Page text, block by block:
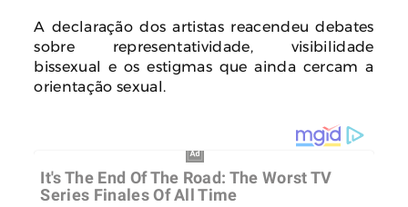
A declaração dos artistas reacendeu debates
sobre representatividade, visibilidade
bissexual e os estigmas que ainda cercam a
orientação sexual.